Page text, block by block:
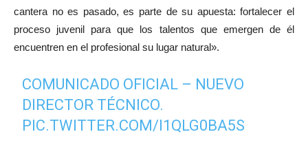
cantera no es pasado, es parte de su apuesta: fortalecer el
proceso juvenil para que los talentos que emergen de él
encuentren en el profesional su lugar natural».
COMUNICADO OFICIAL – NUEVO
DIRECTOR TÉCNICO.
PIC.TWITTER.COM/I1QLG0BA5S